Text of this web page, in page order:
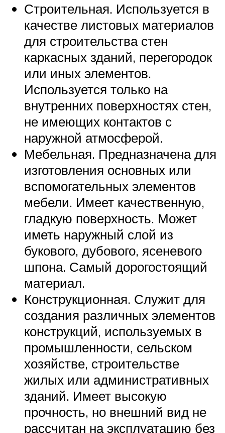
Строительная. Используется в
качестве листовых материалов
для строительства стен
каркасных зданий, перегородок
или иных элементов.
Используется только на
внутренних поверхностях стен,
не имеющих контактов с
наружной атмосферой.
Мебельная. Предназначена для
изготовления основных или
вспомогательных элементов
мебели. Имеет качественную,
гладкую поверхность. Может
иметь наружный слой из
букового, дубового, ясеневого
шпона. Самый дорогостоящий
материал.
Конструкционная. Служит для
создания различных элементов
конструкций, используемых в
промышленности, сельском
хозяйстве, строительстве
жилых или административных
зданий. Имеет высокую
прочность, но внешний вид не
рассчитан на эксплуатацию без